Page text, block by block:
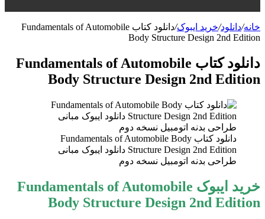
خانه/دانلود/خرید ایبوک/
دانلود کتاب Fundamentals of Automobile
Body Structure Design 2nd Edition
دانلود کتاب Fundamentals of Automobile
Body Structure Design 2nd Edition
دانلود کتاب Fundamentals of Automobile Body
Structure Design 2nd Edition دانلود ایبوک مبانی
طراحی بدنه اتومبیل نسخه دوم
خرید ایبوک Fundamentals of Automobile
Body Structure Design 2nd Edition